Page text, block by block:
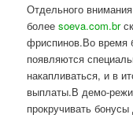
Отдельного
болееsoeva.com.br
фриспинов.Во время
появляются
накапливаться, и в
выплаты.В демо-
прокручивать